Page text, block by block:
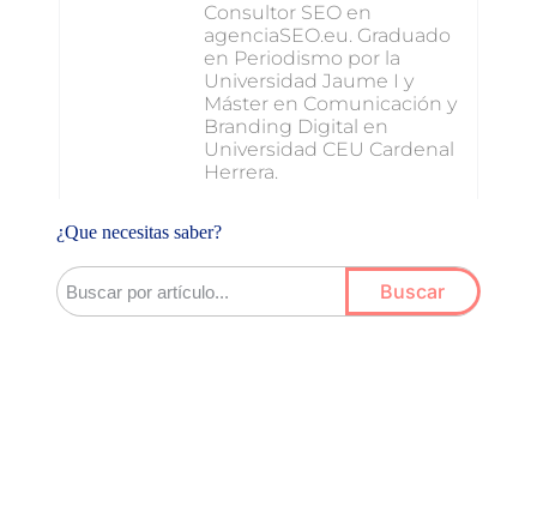
Consultor SEO en
agenciaSEO.eu. Graduado
en Periodismo por la
Universidad Jaume I y
Máster en Comunicación y
Branding Digital en
Universidad CEU Cardenal
Herrera.
¿Que necesitas saber?
Buscar